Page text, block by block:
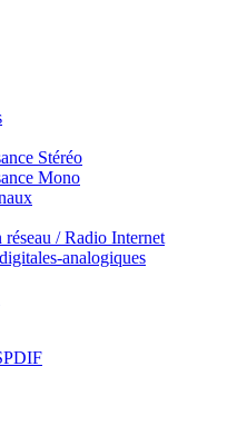
Stéréo
Mono
/ Radio Internet
analogiques